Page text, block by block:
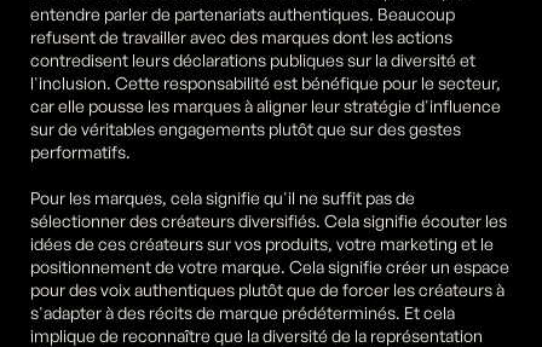
entendre parler de partenariats authentiques. Beaucoup
refusent de travailler avec des marques dont les actions
contredisent leurs déclarations publiques sur la diversité et
l'inclusion. Cette responsabilité est bénéfique pour le secteur,
car elle pousse les marques à aligner leur stratégie d'influence
sur de véritables engagements plutôt que sur des gestes
performatifs.
Pour les marques, cela signifie qu'il ne suffit pas de
sélectionner des créateurs diversifiés. Cela signifie écouter les
idées de ces créateurs sur vos produits, votre marketing et le
positionnement de votre marque. Cela signifie créer un espace
pour des voix authentiques plutôt que de forcer les créateurs à
s'adapter à des récits de marque prédéterminés. Et cela
implique de reconnaître que la diversité de la représentation